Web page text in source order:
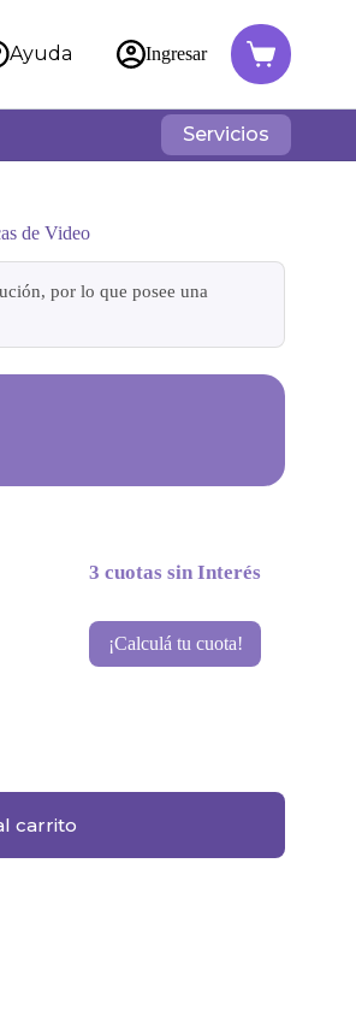
Ayuda Ingresar
Servicios
de Video
por lo que posee una
3 cuotas sin Interés
¡Calculá tu cuota!
carrito